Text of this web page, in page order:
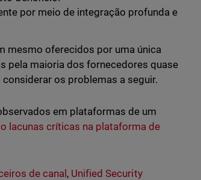
por meio de integração profunda e
mesmo oferecidos por uma única
pela maioria dos fornecedores quase
os problemas a seguir.
em plataformas de um
lacunas críticas na plataforma de
de canal , Unified Security